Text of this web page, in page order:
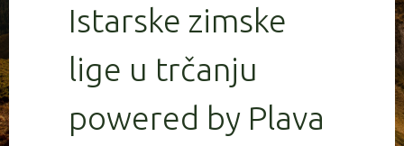
Istarske zimske
lige u trčanju
powered by Plava